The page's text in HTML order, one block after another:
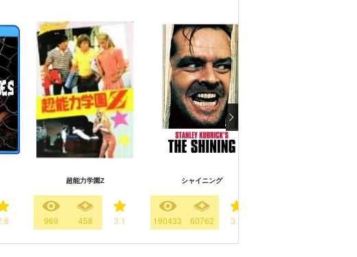
超能力学園Z
969 458 3.1
シャイニング
190433 60762 3.7